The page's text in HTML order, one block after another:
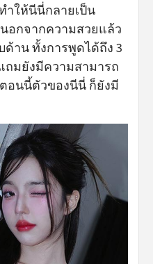
ำให้นีนี่กลายเป็น
อกจากความสวยแล้ว
าน ทั้งการพูดได้ถึง 3
ถมยังมีความสามารถ
อนนี้ตัวของนีนี่ ก็ยังมี